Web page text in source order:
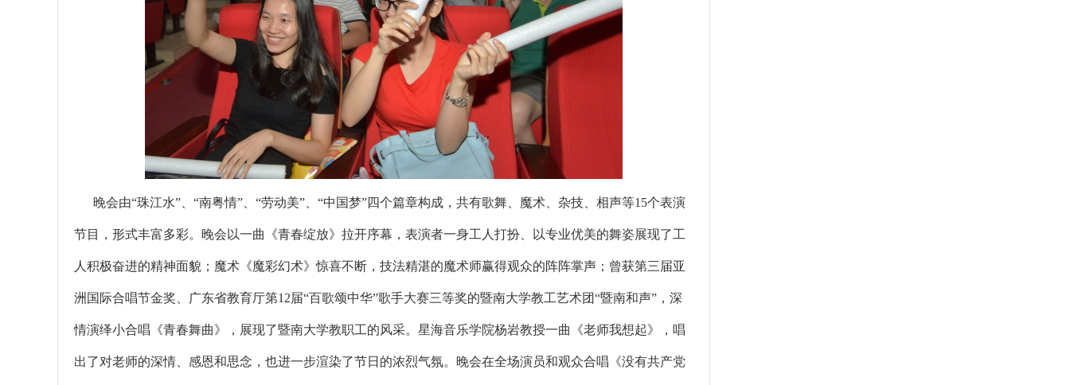
晚会由“珠江水”、“南粤情”、“劳动美”、“中国梦”四个篇章构成，共有歌舞、魔术、杂技、相声等15个表演
节目，形式丰富多彩。晚会以一曲《青春绽放》拉开序幕，表演者一身工人打扮、以专业优美的舞姿展现了工
人积极奋进的精神面貌；魔术《魔彩幻术》惊喜不断，技法精湛的魔术师赢得观众的阵阵掌声；曾获第三届亚
洲国际合唱节金奖、广东省教育厅第12届“百歌颂中华”歌手大赛三等奖的暨南大学教工艺术团“暨南和声”，深
情演绎小合唱《青春舞曲》，展现了暨南大学教职工的风采。星海音乐学院杨岩教授一曲《老师我想起》，唱
出了对老师的深情、感恩和思念，也进一步渲染了节日的浓烈气氛。晚会在全场演员和观众合唱《没有共产党